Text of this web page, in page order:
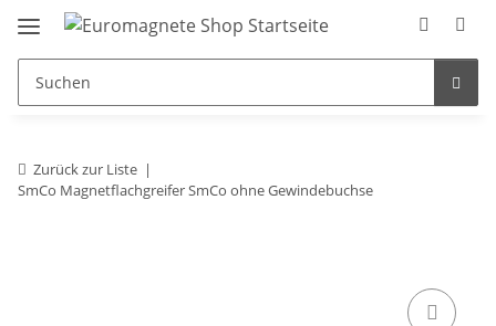
Zurück zur Liste
SmCo Magnetflachgreifer SmCo ohne Gewindebuchse